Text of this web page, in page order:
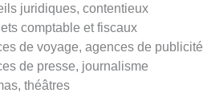
juridiques, contentieux
comptable et fiscaux
de voyage, agences de publicité
de presse, journalisme
théâtres